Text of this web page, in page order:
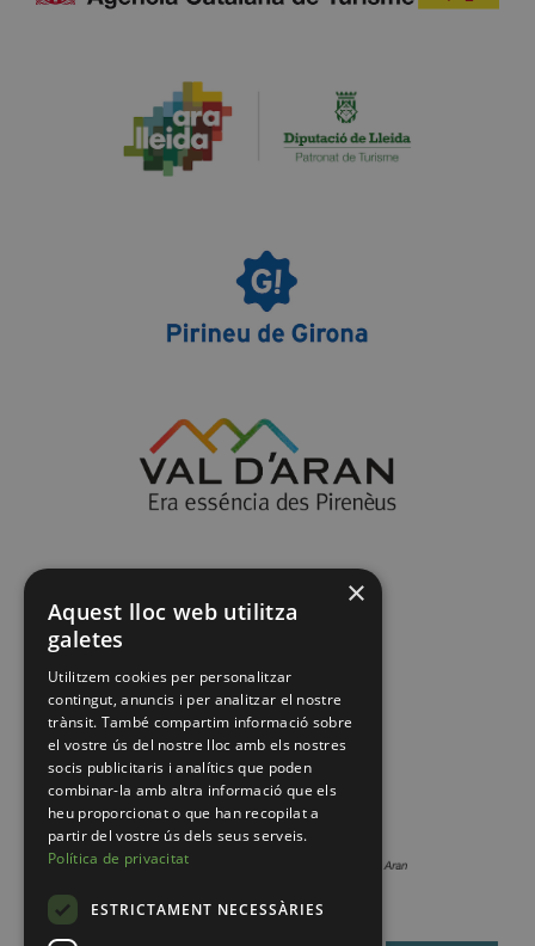
×
Aquest lloc web utilitza
galetes
Utilitzem cookies per personalitzar
contingut, anuncis i per analitzar el nostre
trànsit. També compartim informació sobre
el vostre ús del nostre lloc amb els nostres
socis publicitaris i analítics que poden
combinar-la amb altra informació que els
heu proporcionat o que han recopilat a
partir del vostre ús dels seus serveis.
Política de privacitat
ESTRICTAMENT NECESSÀRIES